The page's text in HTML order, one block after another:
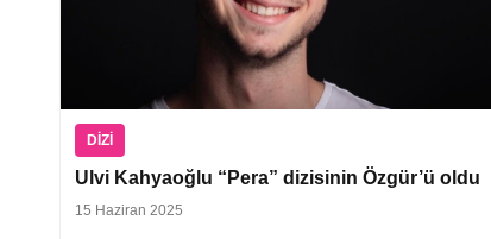
DIZI
Ulvi Kahyaoğlu “Pera” dizisinin Özgür’ü oldu
15 Haziran 2025